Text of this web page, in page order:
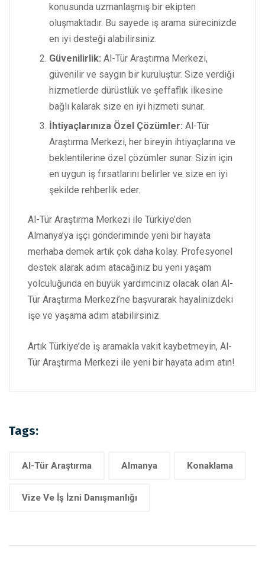
konusunda uzmanlaşmış bir ekipten
oluşmaktadır. Bu sayede iş arama sürecinizde
en iyi desteği alabilirsiniz.
Güvenilirlik: Al-Tür Araştırma Merkezi,
güvenilir ve saygın bir kuruluştur. Size verdiği
hizmetlerde dürüstlük ve şeffaflık ilkesine
bağlı kalarak size en iyi hizmeti sunar.
İhtiyaçlarınıza Özel Çözümler: Al-Tür
Araştırma Merkezi, her bireyin ihtiyaçlarına ve
beklentilerine özel çözümler sunar. Sizin için
en uygun iş fırsatlarını belirler ve size en iyi
şekilde rehberlik eder.
Al-Tür Araştırma Merkezi ile Türkiye’den
Almanya’ya işçi gönderiminde yeni bir hayata
merhaba demek artık çok daha kolay. Profesyonel
destek alarak adım atacağınız bu yeni yaşam
yolculuğunda en büyük yardımcınız olacak olan Al-
Tür Araştırma Merkezi’ne başvurarak hayalinizdeki
işe ve yaşama adım atabilirsiniz.
Artık Türkiye’de iş aramakla vakit kaybetmeyin, Al-
Tür Araştırma Merkezi ile yeni bir hayata adım atın!
Tags:
Al-Tür Araştırma Almanya Konaklama
Vize Ve İş İzni Danışmanlığı